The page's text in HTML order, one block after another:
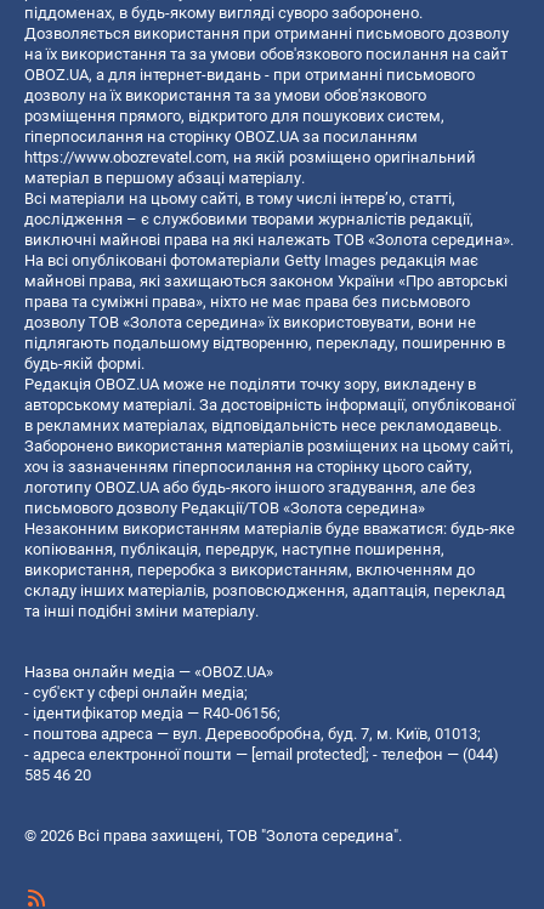
піддоменах, в будь-якому вигляді суворо заборонено.
Дозволяється використання при отриманні письмового дозволу
на їх використання та за умови обов'язкового посилання на сайт
OBOZ.UA, а для інтернет-видань - при отриманні письмового
дозволу на їх використання та за умови обов'язкового
розміщення прямого, відкритого для пошукових систем,
гіперпосилання на сторінку OBOZ.UA за посиланням
https://www.obozrevatel.com, на якій розміщено оригінальний
матеріал в першому абзаці матеріалу.
Всі матеріали на цьому сайті, в тому числі інтерв’ю, статті,
дослідження – є службовими творами журналістів редакції,
виключні майнові права на які належать ТОВ «Золота середина».
На всі опубліковані фотоматеріали Getty Images редакція має
майнові права, які захищаються законом України «Про авторські
права та суміжні права», ніхто не має права без письмового
дозволу ТОВ «Золота середина» їх використовувати, вони не
підлягають подальшому відтворенню, перекладу, поширенню в
будь-якій формі.
Редакція OBOZ.UA може не поділяти точку зору, викладену в
авторському матеріалі. За достовірність інформації, опублікованої
в рекламних матеріалах, відповідальність несе рекламодавець.
Заборонено використання матеріалів розміщених на цьому сайті,
хоч із зазначенням гіперпосилання на сторінку цього сайту,
логотипу OBOZ.UA або будь-якого іншого згадування, але без
письмового дозволу Редакції/ТОВ «Золота середина»
Незаконним використанням матеріалів буде вважатися: будь-яке
копiювання, публiкацiя, передрук, наступне поширення,
використання, переробка з використанням, включенням до
складу інших матеріалів, розповсюдження, адаптація, переклад
та інші подібні зміни матеріалу.
Назва онлайн медіа — «OBOZ.UA»
- суб'єкт у сфері онлайн медіа;
- ідентифікатор медіа — R40-06156;
- поштова адреса — вул. Деревообробна, буд. 7, м. Київ, 01013;
- адреса електронної пошти — [email protected] ; - телефон — (044)
585 46 20
© 2026 Всі права захищені, ТОВ "Золота середина".